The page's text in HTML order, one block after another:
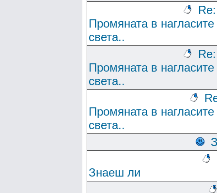
Re:
Промяната в
света..
Re:
Промяната в
света..
Промяната в
света..
Знаеш ли